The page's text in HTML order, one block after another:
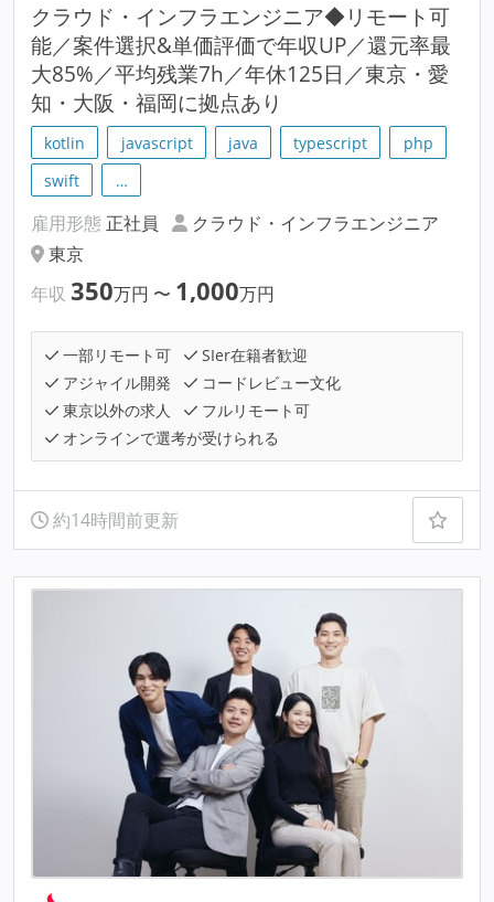
クラウド・インフラエンジニア◆リモート可
能／案件選択&単価評価で年収UP／還元率最
大85%／平均残業7h／年休125日／東京・愛
知・大阪・福岡に拠点あり
kotlin javascript java typescript
php
swift
…
雇用形態 正社員
クラウド・インフラエンジニア
東京
年収 350万円 〜 1,000万円
一部リモート可
SIer在籍者歓迎
アジャイル開発
コードレビュー文化
東京以外の求人
フルリモート可
オンラインで選考が受けられる
約14時間前更新